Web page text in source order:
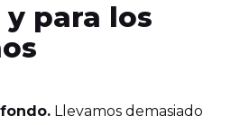
para los
Llevamos demasiado